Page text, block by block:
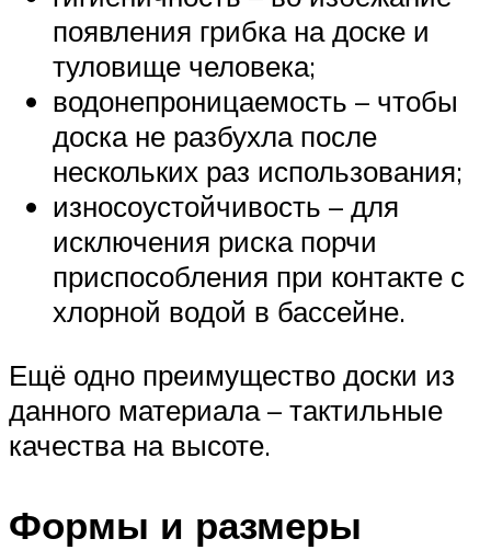
появления грибка на доске и
туловище человека;
водонепроницаемость – чтобы
доска не разбухла после
нескольких раз использования;
износоустойчивость – для
исключения риска порчи
приспособления при контакте с
хлорной водой в бассейне.
Ещё одно преимущество доски из
данного материала – тактильные
качества на высоте.
Формы и размеры